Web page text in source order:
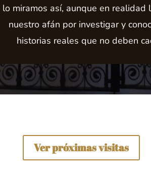
lo miramos así, aunque en realidad
nuestro afán por investigar y
historias reales que no deben
Ver próximas visitas